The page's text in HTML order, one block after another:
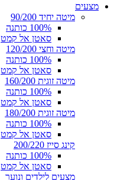
מצעים
מיטה יחיד 90/200
100% כותנה
סאטן אל קמט
מיטה וחצי 120/200
100% כותנה
סאטן אל קמט
מיטה זוגית 160/200
100% כותנה
סאטן אל קמט
מיטה זוגית 180/200
100% כותנה
סאטן אל קמט
קינג סייז 200/220
100% כותנה
סאטן אל קמט
מצעים לילדים ונוער